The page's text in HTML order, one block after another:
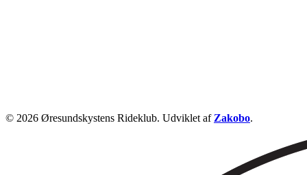
© 2026 Øresundskystens Rideklub. Udviklet af Zakobo.